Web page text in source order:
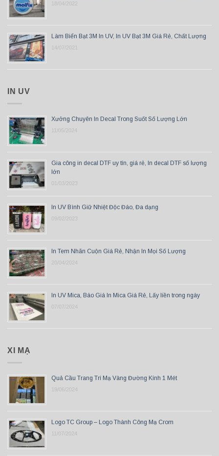
18/04/2022
Làm Biển Bạt 3M In UV, In UV Bạt 3M Giá Rẻ, Chất Lượng
14/07/2021
IN UV
Xưởng Chuyên In Decal Trong Suốt Số Lượng Lớn
11/05/2024
Gia công in decal DTF uy tín, giá rẻ, In decal DTF số lượng
lớn
01/03/2023
In UV Bình Giữ Nhiệt Độc Đáo, Đa dạng
09/02/2023
In Tem Nhãn Cuộn Giá Rẻ, Nhận In Mọi Số Lượng
20/04/2024
In UV Mica, Báo Giá In Mica Giá Rẻ, Lấy liền trong ngày
07/07/2024
XI MẠ
Quả Cầu Trang Trí Mạ Vàng Đường Kính 1 Mét
19/06/2024
Logo TC Group – Logo Thành Công Mạ Crom
11/07/2024